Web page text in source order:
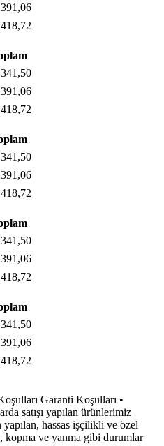
Garanti Koşulları •
satışı yapılan ürünlerimiz
hassas işçilikli ve özel
kopma ve yanma gibi durumlar